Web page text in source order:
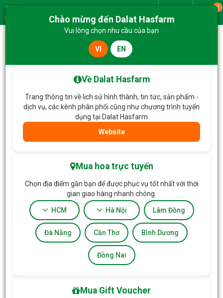
Menu
0
Hoa Tặng & Hoa Dịch Vụ
Chào mừng đến Dalat Hasfarm
Vui lòng chọn nhu cầu của bạn
VI EN
Về Dalat Hasfarm
Trang thông tin về lịch sử hình thành, tin tức, sản phẩm -
dịch vụ, các kênh phân phối cũng như chương trình tuyển
dụng tại Dalat Hasfarm
Website
Mua hoa trực tuyến
Chọn địa điểm gần bạn để được phục vụ tốt nhất với thời
gian giao hàng nhanh chóng.
HCM Hà Nội Lâm Đồng
Đà Nẵng Cần Thơ Bình Dương
Đồng Nai
Mua Gift Voucher